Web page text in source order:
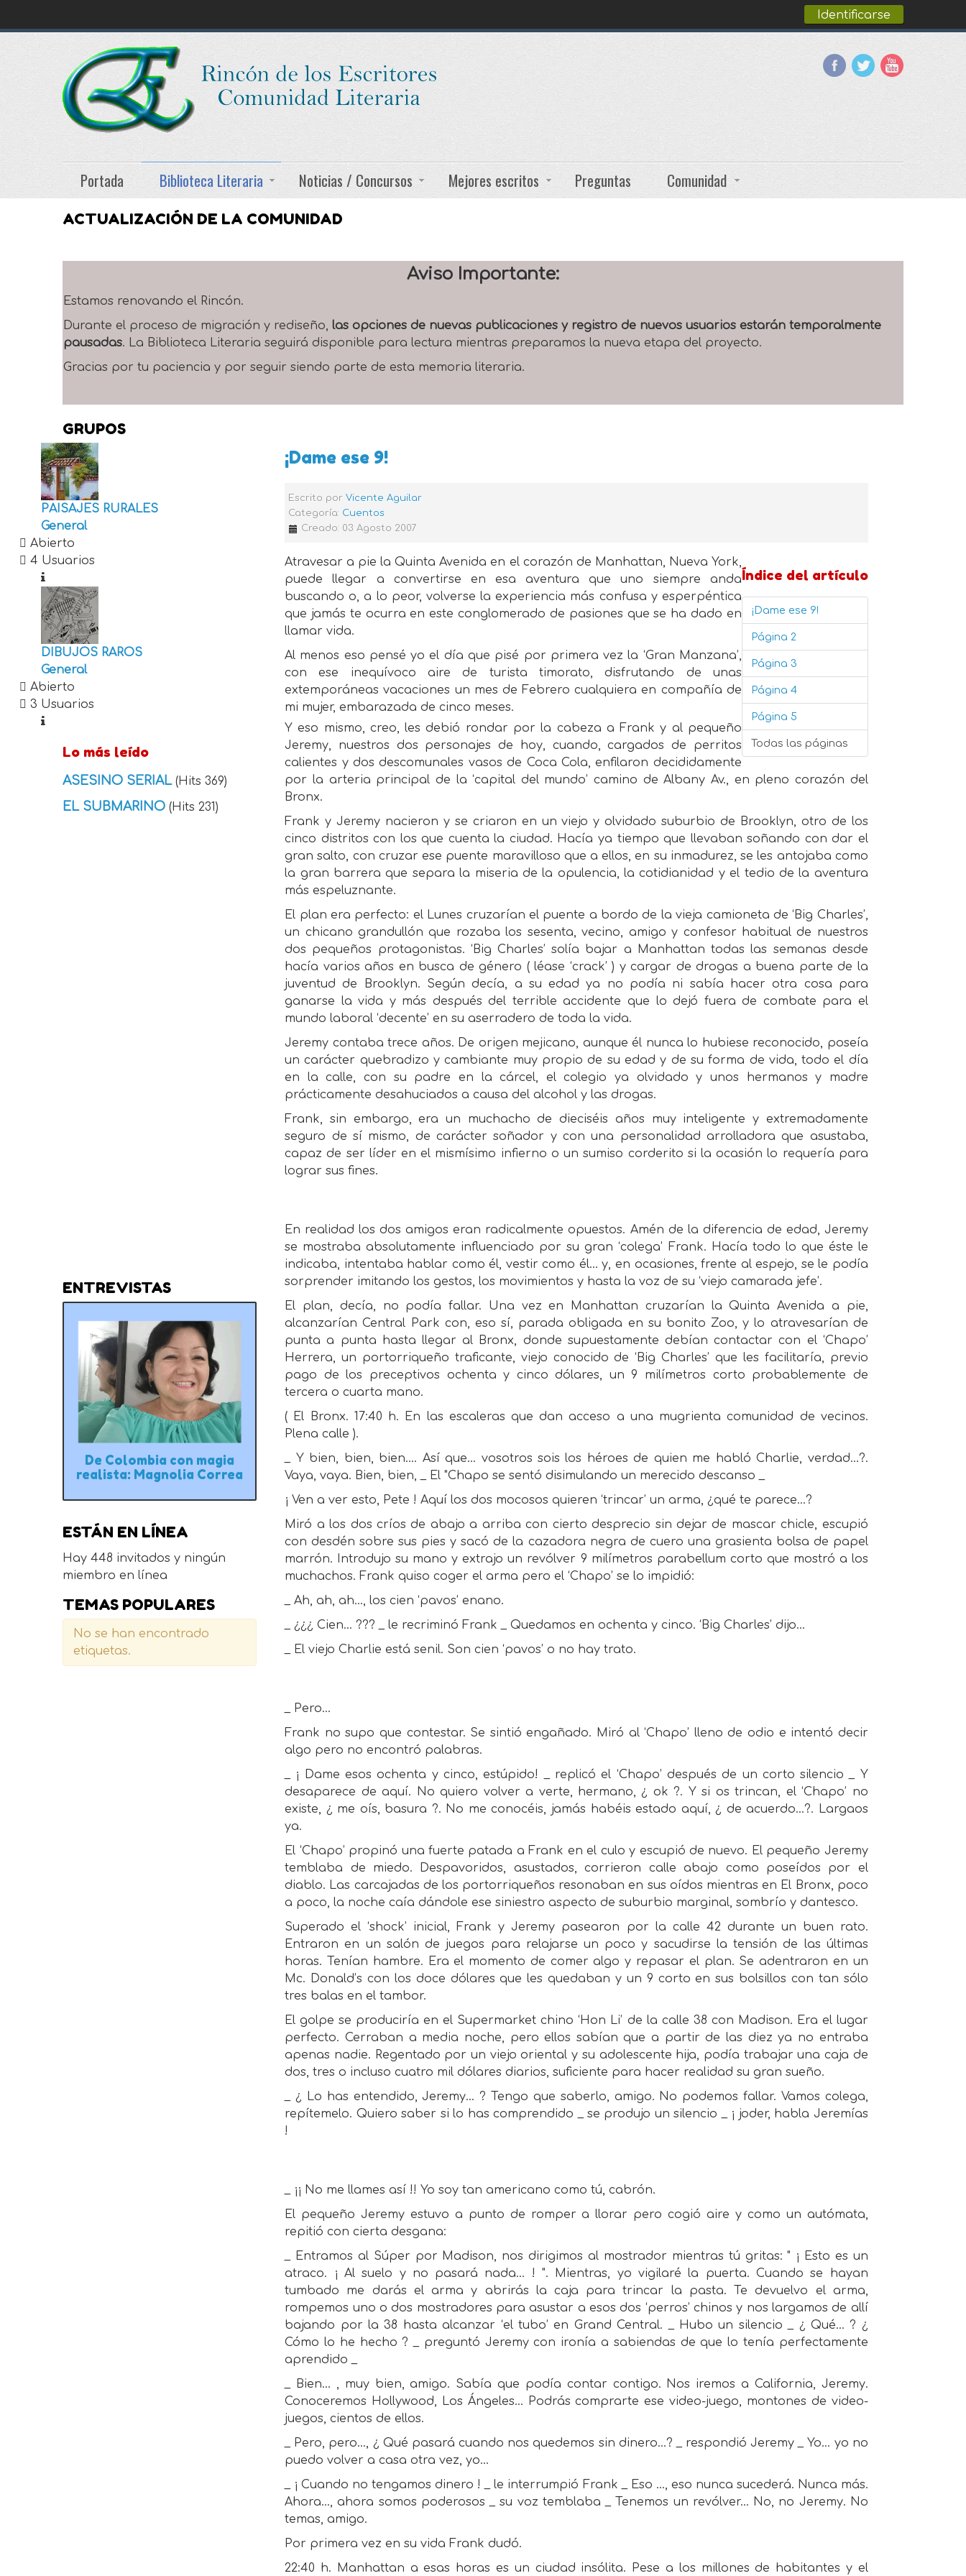
Identificarse
Portada Biblioteca Literaria Noticias / Concursos Mejores escritos Preguntas Comunidad
ACTUALIZACIÓN DE LA COMUNIDAD
Aviso Importante:
Estamos renovando el Rincón.
Durante el proceso de migración y rediseño, las opciones de nuevas publicaciones y registro de nuevos usuarios estarán temporalmente
pausadas. La Biblioteca Literaria seguirá disponible para lectura mientras preparamos la nueva etapa del proyecto.
Gracias por tu paciencia y por seguir siendo parte de esta memoria literaria.
¡Dame ese 9!
Escrito porVicente Aguilar
Categoría: Cuentos
Creado: 03 Agosto 2007
Índice del artículo
¡Dame ese 9!
Página 2
Página 3
Página 4
Página 5
Todas las páginas
Atravesar a pie la Quinta Avenida en el corazón de Manhattan, Nueva York,
puede llegar a convertirse en esa aventura que uno siempre anda
buscando o, a lo peor, volverse la experiencia más confusa y esperpéntica
que jamás te ocurra en este conglomerado de pasiones que se ha dado en
llamar vida.
Al menos eso pensé yo el día que pisé por primera vez la ‘Gran Manzana’,
con ese inequívoco aire de turista timorato, disfrutando de unas
extemporáneas vacaciones un mes de Febrero cualquiera en compañía de
mi mujer, embarazada de cinco meses.
Y eso mismo, creo, les debió rondar por la cabeza a Frank y al pequeño
Jeremy, nuestros dos personajes de hoy, cuando, cargados de perritos
calientes y dos descomunales vasos de Coca Cola, enfilaron decididamente
por la arteria principal de la ‘capital del mundo’ camino de Albany Av., en pleno corazón del
Bronx.
Frank y Jeremy nacieron y se criaron en un viejo y olvidado suburbio de Brooklyn, otro de los
cinco distritos con los que cuenta la ciudad. Hacía ya tiempo que llevaban soñando con dar el
gran salto, con cruzar ese puente maravilloso que a ellos, en su inmadurez, se les antojaba como
la gran barrera que separa la miseria de la opulencia, la cotidianidad y el tedio de la aventura
más espeluznante.
El plan era perfecto: el Lunes cruzarían el puente a bordo de la vieja camioneta de ‘Big Charles’,
un chicano grandullón que rozaba los sesenta, vecino, amigo y confesor habitual de nuestros
dos pequeños protagonistas. ‘Big Charles’ solía bajar a Manhattan todas las semanas desde
hacía varios años en busca de género ( léase ‘crack’ ) y cargar de drogas a buena parte de la
juventud de Brooklyn. Según decía, a su edad ya no podía ni sabía hacer otra cosa para
ganarse la vida y más después del terrible accidente que lo dejó fuera de combate para el
mundo laboral ‘decente’ en su aserradero de toda la vida.
Jeremy contaba trece años. De origen mejicano, aunque él nunca lo hubiese reconocido, poseía
un carácter quebradizo y cambiante muy propio de su edad y de su forma de vida, todo el día
en la calle, con su padre en la cárcel, el colegio ya olvidado y unos hermanos y madre
prácticamente desahuciados a causa del alcohol y las drogas.
Frank, sin embargo, era un muchacho de dieciséis años muy inteligente y extremadamente
seguro de sí mismo, de carácter soñador y con una personalidad arrolladora que asustaba,
capaz de ser líder en el mismísimo infierno o un sumiso corderito si la ocasión lo requería para
lograr sus fines.
En realidad los dos amigos eran radicalmente opuestos. Amén de la diferencia de edad, Jeremy
se mostraba absolutamente influenciado por su gran ‘colega’ Frank. Hacía todo lo que éste le
indicaba, intentaba hablar como él, vestir como él... y, en ocasiones, frente al espejo, se le podía
sorprender imitando los gestos, los movimientos y hasta la voz de su ‘viejo camarada jefe’.
El plan, decía, no podía fallar. Una vez en Manhattan cruzarían la Quinta Avenida a pie,
alcanzarían Central Park con, eso sí, parada obligada en su bonito Zoo, y lo atravesarían de
punta a punta hasta llegar al Bronx, donde supuestamente debían contactar con el ‘Chapo’
Herrera, un portorriqueño traficante, viejo conocido de ‘Big Charles’ que les facilitaría, previo
pago de los preceptivos ochenta y cinco dólares, un 9 milímetros corto probablemente de
tercera o cuarta mano.
( El Bronx. 17:40 h. En las escaleras que dan acceso a una mugrienta comunidad de vecinos.
Plena calle ).
_ Y bien, bien, bien.... Así que... vosotros sois los héroes de quien me habló Charlie, verdad...?.
Vaya, vaya. Bien, bien, _ El "Chapo se sentó disimulando un merecido descanso _
¡ Ven a ver esto, Pete ! Aquí los dos mocosos quieren ‘trincar’ un arma, ¿qué te parece...?
Miró a los dos críos de abajo a arriba con cierto desprecio sin dejar de mascar chicle, escupió
con desdén sobre sus pies y sacó de la cazadora negra de cuero una grasienta bolsa de papel
marrón. Introdujo su mano y extrajo un revólver 9 milímetros parabellum corto que mostró a los
muchachos. Frank quiso coger el arma pero el ‘Chapo’ se lo impidió:
_ Ah, ah, ah..., los cien ‘pavos’ enano.
_ ¿¿¿ Cien... ??? _ le recriminó Frank _ Quedamos en ochenta y cinco. ‘Big Charles’ dijo...
_ El viejo Charlie está senil. Son cien ‘pavos’ o no hay trato.
_ Pero...
Frank no supo que contestar. Se sintió engañado. Miró al ‘Chapo’ lleno de odio e intentó decir
algo pero no encontró palabras.
_ ¡ Dame esos ochenta y cinco, estúpido! _ replicó el ‘Chapo’ después de un corto silencio _ Y
desaparece de aquí. No quiero volver a verte, hermano, ¿ ok ?. Y si os trincan, el ‘Chapo’ no
existe, ¿ me oís, basura ?. No me conocéis, jamás habéis estado aquí, ¿ de acuerdo...?. Largaos
ya.
El ‘Chapo’ propinó una fuerte patada a Frank en el culo y escupió de nuevo. El pequeño Jeremy
temblaba de miedo. Despavoridos, asustados, corrieron calle abajo como poseídos por el
diablo. Las carcajadas de los portorriqueños resonaban en sus oídos mientras en El Bronx, poco
a poco, la noche caía dándole ese siniestro aspecto de suburbio marginal, sombrío y dantesco.
Superado el ‘shock’ inicial, Frank y Jeremy pasearon por la calle 42 durante un buen rato.
Entraron en un salón de juegos para relajarse un poco y sacudirse la tensión de las últimas
horas. Tenían hambre. Era el momento de comer algo y repasar el plan. Se adentraron en un
Mc. Donald’s con los doce dólares que les quedaban y un 9 corto en sus bolsillos con tan sólo
tres balas en el tambor.
El golpe se produciría en el Supermarket chino ‘Hon Li’ de la calle 38 con Madison. Era el lugar
perfecto. Cerraban a media noche, pero ellos sabían que a partir de las diez ya no entraba
apenas nadie. Regentado por un viejo oriental y su adolescente hija, podía trabajar una caja de
dos, tres o incluso cuatro mil dólares diarios, suficiente para hacer realidad su gran sueño.
_ ¿ Lo has entendido, Jeremy... ? Tengo que saberlo, amigo. No podemos fallar. Vamos colega,
repítemelo. Quiero saber si lo has comprendido _ se produjo un silencio _ ¡ joder, habla Jeremías
!
_ ¡¡ No me llames así !! Yo soy tan americano como tú, cabrón.
El pequeño Jeremy estuvo a punto de romper a llorar pero cogió aire y como un autómata,
repitió con cierta desgana:
_ Entramos al Súper por Madison, nos dirigimos al mostrador mientras tú gritas: " ¡ Esto es un
atraco. ¡ Al suelo y no pasará nada... ! ". Mientras, yo vigilaré la puerta. Cuando se hayan
tumbado me darás el arma y abrirás la caja para trincar la pasta. Te devuelvo el arma,
rompemos uno o dos mostradores para asustar a esos dos ‘perros’ chinos y nos largamos de allí
bajando por la 38 hasta alcanzar ‘el tubo’ en Grand Central. _ Hubo un silencio _ ¿ Qué... ? ¿
Cómo lo he hecho ? _ preguntó Jeremy con ironía a sabiendas de que lo tenía perfectamente
aprendido _
_ Bien... , muy bien, amigo. Sabía que podía contar contigo. Nos iremos a California, Jeremy.
Conoceremos Hollywood, Los Ángeles... Podrás comprarte ese video-juego, montones de video-
juegos, cientos de ellos.
_ Pero, pero..., ¿ Qué pasará cuando nos quedemos sin dinero...? _ respondió Jeremy _ Yo... yo no
puedo volver a casa otra vez, yo...
_ ¡ Cuando no tengamos dinero ! _ le interrumpió Frank _ Eso ..., eso nunca sucederá. Nunca más.
Ahora..., ahora somos poderosos _ su voz temblaba _ Tenemos un revólver... No, no Jeremy. No
temas, amigo.
Por primera vez en su vida Frank dudó.
22:40 h. Manhattan a esas horas es un ciudad insólita. Pese a los millones de habitantes y el
GRUPOS
PAISAJES RURALES
General
Abierto
4 Usuarios
DIBUJOS RAROS
General
Abierto
3 Usuarios
Lo más leído
ASESINO SERIAL (Hits 369)
EL SUBMARINO (Hits 231)
ENTREVISTAS
De Colombia con magia
realista: Magnolia Correa
ESTÁN EN LÍNEA
Hay 448 invitados y ningún
miembro en línea
TEMAS POPULARES
No se han encontrado
etiquetas.